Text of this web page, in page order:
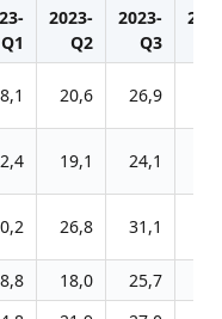
Q1
2023-
Q2
2023-
Q3
8,1 20,6 26,9
19,1 24,1
26,8 31,1
8,8 18,0 25,7